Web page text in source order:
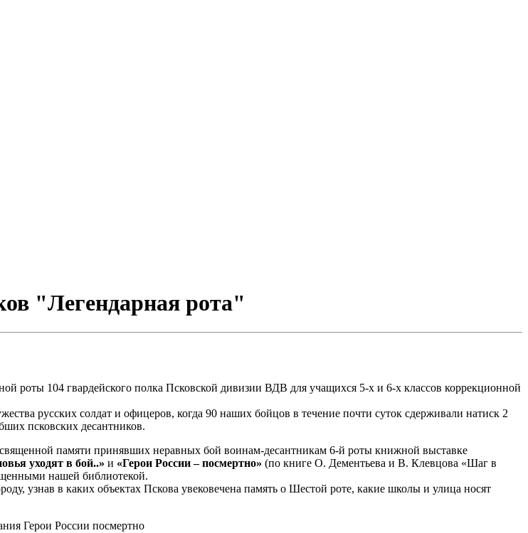
"Легендарная рота"
роты 104 гвардейского полка Псковской дивизии ВДВ для учащихся 5-х и 6-х классов коррекционной
русских солдат и офицеров, когда 90 наших бойцов в течение почти суток сдерживали натиск 2
псковских десантников.
памяти принявших неравных бой воинам-десантникам 6-й роты книжной выставке
уходят в бой..» и «Герои России – посмертно» (по книге О. Дементьева и В. Клевцова «Шаг в
нашей библиотекой.
узнав в каких объектах Пскова увековечена память о Шестой роте, какие школы и улица носят